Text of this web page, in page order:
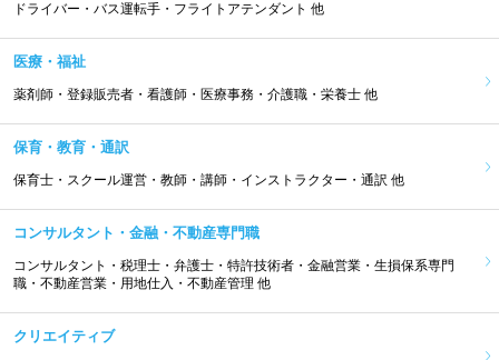
ドライバー・バス運転手・フライトアテンダント 他
医療・福祉
薬剤師・登録販売者・看護師・医療事務・介護職・栄養士 他
保育・教育・通訳
保育士・スクール運営・教師・講師・インストラクター・通訳 他
コンサルタント・金融・不動産専門職
コンサルタント・税理士・弁護士・特許技術者・金融営業・生損保系専門
職・不動産営業・用地仕入・不動産管理 他
クリエイティブ